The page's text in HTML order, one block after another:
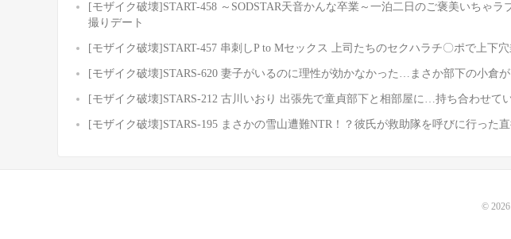
[モザイク破壊]START-458 ～SODSTAR天音かんな卒業～一泊二日のご褒美いちゃラ
撮りデート
[モザイク破壊]START-457 串刺しP to Mセックス 上司たちのセクハラチ〇ポで上下
[モザイク破壊]STARS-620 妻子がいるのに理性が効かなかった…まさか部下の小倉が
[モザイク破壊]STARS-212 古川いおり 出張先で童貞部下と相部屋に…持ち合わせて
[モザイク破壊]STARS-195 まさかの雪山遭難NTR！？彼氏が救助隊を呼びに行った
© 2026